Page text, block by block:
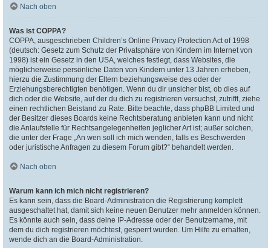
Nach oben
Was ist COPPA?
COPPA, ausgeschrieben Children’s Online Privacy Protection Act of 1998
(deutsch: Gesetz zum Schutz der Privatsphäre von Kindern im Internet von
1998) ist ein Gesetz in den USA, welches festlegt, dass Websites, die
möglicherweise persönliche Daten von Kindern unter 13 Jahren erheben,
hierzu die Zustimmung der Eltern beziehungsweise des oder der
Erziehungsberechtigten benötigen. Wenn du dir unsicher bist, ob dies auf
dich oder die Website, auf der du dich zu registrieren versuchst, zutrifft, ziehe
einen rechtlichen Beistand zu Rate. Bitte beachte, dass phpBB Limited und
der Besitzer dieses Boards keine Rechtsberatung anbieten kann und nicht
die Anlaufstelle für Rechtsangelegenheiten jeglicher Art ist; außer solchen,
die unter der Frage „An wen soll ich mich wenden, falls es Beschwerden
oder juristische Anfragen zu diesem Forum gibt?“ behandelt werden.
Nach oben
Warum kann ich mich nicht registrieren?
Es kann sein, dass die Board-Administration die Registrierung komplett
ausgeschaltet hat, damit sich keine neuen Benutzer mehr anmelden können.
Es könnte auch sein, dass deine IP-Adresse oder der Benutzername, mit
dem du dich registrieren möchtest, gesperrt wurden. Um Hilfe zu erhalten,
wende dich an die Board-Administration.